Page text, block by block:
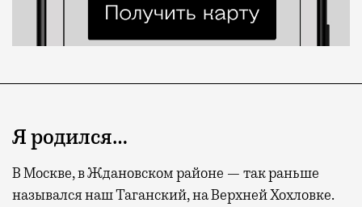
Я родился…
В Москве, в Ждановском районе — так раньше
назывался наш Таганский, на Верхней Хохловке.